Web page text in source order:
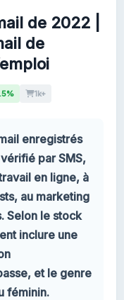
de 2022 |
de
1k+
enregistrés
par SMS,
en ligne, à
au marketing
Selon le stock
inclure une
et le genre
féminin.